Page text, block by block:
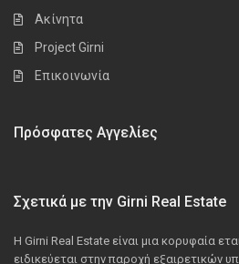
Ακίνητα
Project Girni
Επικοινωνία
Πρόσφατες Αγγελίες
Σχετικά με την Girni Real Estate
Η Girni Real Estate είναι μια κορυφαία
ειδικεύεται στην παροχή εξαιρετικών